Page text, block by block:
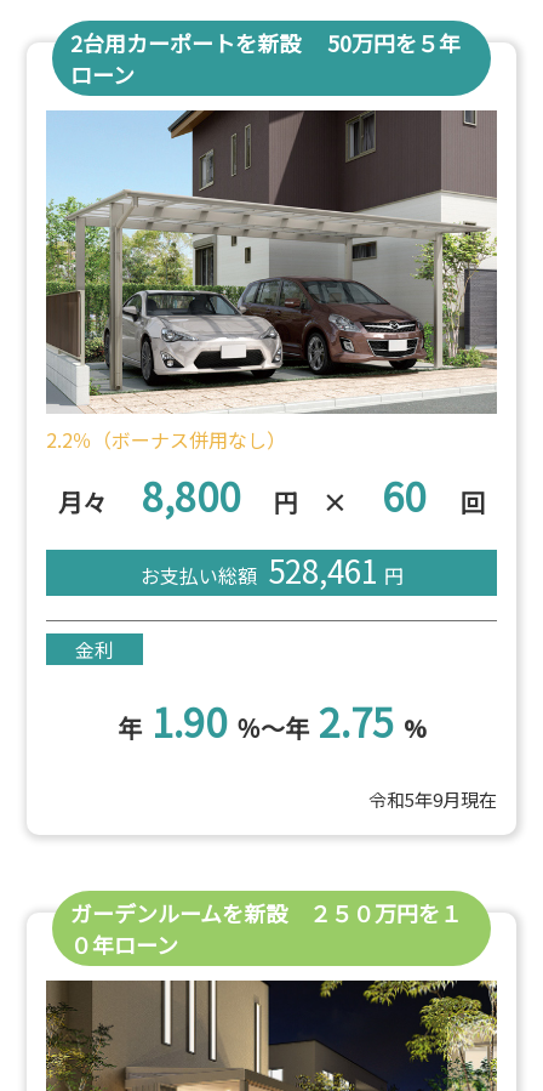
2台用カーポートを新設 50万円を５年
ローン
2.2％（ボーナス併用なし）
月々 8,800 円 × 60 回
お支払い総額 528,461 円
金利
年 1.90 ％～年 2.75 %
令和5年9月現在
ガーデンルームを新設 ２５０万円を１
０年ローン